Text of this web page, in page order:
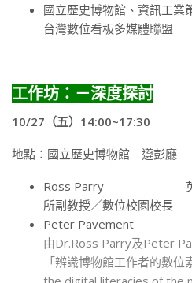
國立歷史博物館、資訊工業
台灣數位看板多媒體聯盟
工作坊：－深度探討
10/27（五）14:00~17:30
地點：國立歷史博物館 遵彭廳
Ross Parry 英國萊
所副教授／數位校園校長
Peter Pavement
由Dr.Ross Parry及Peter
「辨識博物館工作者的數